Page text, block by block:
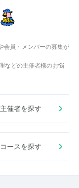
会員・メンバーの募集が
などの主催者様のお悩
主催者を探す
コースを探す